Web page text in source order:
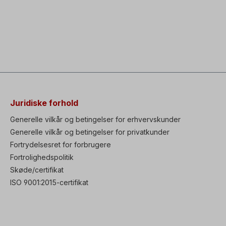
Juridiske forhold
Generelle vilkår og betingelser for erhvervskunder
Generelle vilkår og betingelser for privatkunder
Fortrydelsesret for forbrugere
Fortrolighedspolitik
Skøde/certifikat
ISO 9001:2015-certifikat